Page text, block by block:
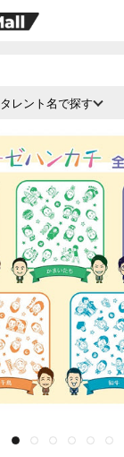
タレント名で探す